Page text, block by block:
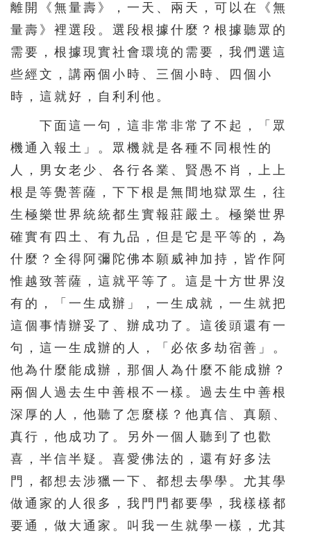
離開《無量壽》，一天、兩天，可以在《無
量壽》裡選段。選段根據什麼？根據聽眾的
需要，根據現實社會環境的需要，我們選這
些經文，講兩個小時、三個小時、四個小
時，這就好，自利利他。
下面這一句，這非常非常了不起，「眾
機通入報土」。眾機就是各種不同根性的
人，男女老少、各行各業、賢愚不肖，上上
根是等覺菩薩，下下根是無間地獄眾生，往
生極樂世界統統都生實報莊嚴土。極樂世界
確實有四土、有九品，但是它是平等的，為
什麼？全得阿彌陀佛本願威神加持，皆作阿
惟越致菩薩，這就平等了。這是十方世界沒
有的，「一生成辦」，一生成就，一生就把
這個事情辦妥了、辦成功了。這後頭還有一
句，這一生成辦的人，「必依多劫宿善」。
他為什麼能成辦，那個人為什麼不能成辦？
兩個人過去生中善根不一樣。過去生中善根
深厚的人，他聽了怎麼樣？他真信、真願、
真行，他成功了。另外一個人聽到了也歡
喜，半信半疑。喜愛佛法的，還有好多法
門，都想去涉獵一下、都想去學學。尤其學
做通家的人很多，我門門都要學，我樣樣都
要通，做大通家。叫我一生就學一樣，尤其